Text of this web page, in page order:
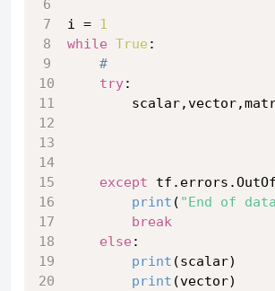
i = 1
while True :
#
try:
except
print ( "End of
break
else :
print (scalar)
print (vector)